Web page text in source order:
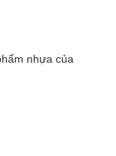
nhựa của